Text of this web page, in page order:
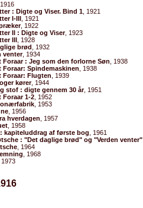
, 1916
: Digte og Viser. Bind 1 , 1921
I-III , 1921
, 1922
II : Digte og Viser, 1923
III , 1928
brød , 1932
venter, 1934
Foraar : Jeg som den forlorne Søn , 1938
Foraar: Spindemaskinen , 1938
Foraar: Flugten , 1939
kører, 1944
stof : digte gennem 30 år, 1951
Foraar 1-2 , 1952
, 1953
, 1956
hverdagen , 1957
, 1958
kapiteluddrag af første bog , 1961
: "Det daglige brød" og "Verden venter"
, 1964
, 1968
, 1973